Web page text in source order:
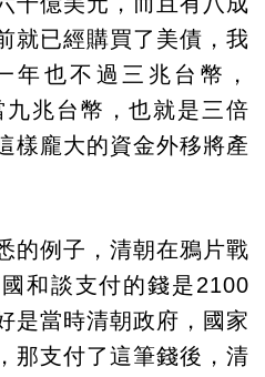
就已經購買了美債，我
年也不過三兆台幣，
兆台幣，也就是三倍
樣龐大的資金外移將產
的例子，清朝在鴉片戰
和談支付的錢是2100
是當時清朝政府，國家
那支付了這筆錢後，清